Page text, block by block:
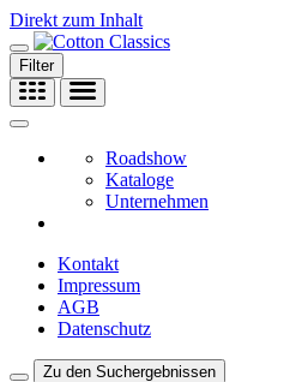
Direkt zum Inhalt
Filter
Roadshow
Kataloge
Unternehmen
Kontakt
Impressum
AGB
Datenschutz
Zu den Suchergebnissen